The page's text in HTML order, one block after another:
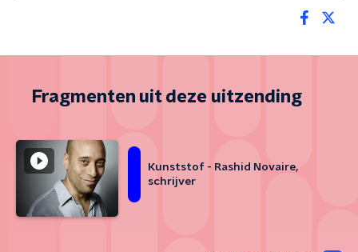
Fragmenten uit deze uitzending
Kunststof - Rashid Novaire,
schrijver